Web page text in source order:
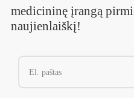
medicininę įrangą
naujienlaiškį!